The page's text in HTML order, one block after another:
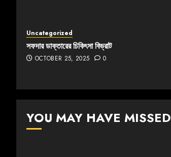
Uncategorized
সফদার ডাক্তারের চিকিৎসা বিভ্রাট
OCTOBER 25, 2025 0
YOU MAY HAVE MISSED